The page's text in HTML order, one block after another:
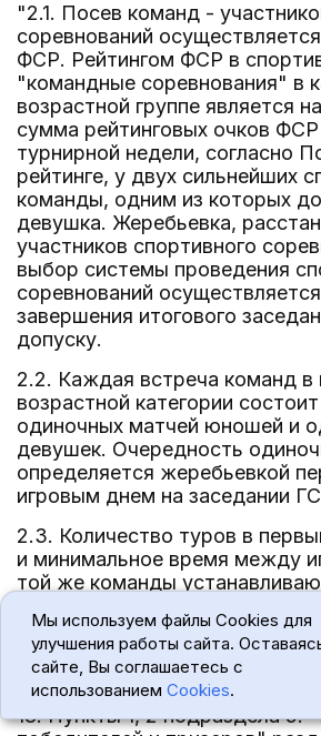
"2.1. Посев команд -
соревнований
ФСР. Рейтингом ФСР в
"командные соревнования" в
возрастной группе является
сумма рейтинговых очков
турнирной недели, согласно
рейтинге, у двух сильнейших
команды, одним из которых
девушка. Жеребьевка,
участников спортивного
выбор системы проведения
соревнований
завершения итогового
допуску.
2.2. Каждая встреча команд в
возрастной категории
одиночных матчей юношей и
девушек. Очередность
определяется жеребьевкой
игровым днем на заседании
2.3. Количество туров в
и минимальное время между
той же команды
соответствие с Правилами и
РСТ. Полуфиналы и финалы
отдельные игровые дни.".
18. Пункты 1, 2 подраздела 5.
Мы используем файлы Cookies для
улучшения работы сайта.
сайте, Вы соглашаетесь с
использованием Cookies.